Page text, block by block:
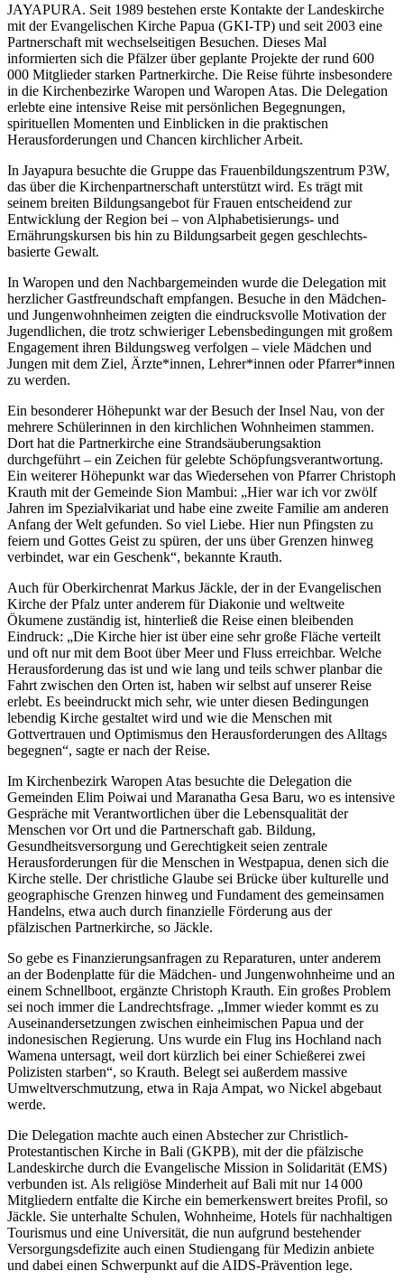
JAYAPURA. Seit 1989 bestehen erste Kontakte der Landeskirche
mit der Evangelischen Kirche Papua (GKI-TP) und seit 2003 eine
Partnerschaft mit wechselseitigen Besuchen. Dieses Mal
informierten sich die Pfälzer über geplante Projekte der rund 600
000 Mitglieder starken Partnerkirche. Die Reise führte insbesondere
in die Kirchenbezirke Waropen und Waropen Atas. Die Delegation
erlebte eine intensive Reise mit persönlichen Begegnungen,
spirituellen Momenten und Einblicken in die praktischen
Herausforderungen und Chancen kirchlicher Arbeit.
In Jayapura besuchte die Gruppe das Frauenbildungszentrum P3W,
das über die Kirchenpartnerschaft unterstützt wird. Es trägt mit
seinem breiten Bildungsangebot für Frauen entscheidend zur
Entwicklung der Region bei – von Alphabetisierungs- und
Ernährungskursen bis hin zu Bildungsarbeit gegen geschlechts­
basierte Gewalt.
In Waropen und den Nachbargemeinden wurde die Delegation mit
herzlicher Gastfreundschaft empfangen. Besuche in den Mädchen-
und Jungenwohnheimen zeigten die eindrucksvolle Motivation der
Jugendlichen, die trotz schwieriger Lebensbedingungen mit großem
Engagement ihren Bildungsweg verfolgen – viele Mädchen und
Jungen mit dem Ziel, Ärzte*innen, Lehrer*innen oder Pfarrer*innen
zu werden.
Ein besonderer Höhepunkt war der Besuch der Insel Nau, von der
mehrere Schülerinnen in den kirchlichen Wohnheimen stammen.
Dort hat die Partnerkirche eine Strandsäuberungsaktion
durchgeführt – ein Zeichen für gelebte Schöpfungsverantwortung.
Ein weiterer Höhepunkt war das Wiedersehen von Pfarrer Christoph
Krauth mit der Gemeinde Sion Mambui: „Hier war ich vor zwölf
Jahren im Spezialvikariat und habe eine zweite Familie am anderen
Anfang der Welt gefunden. So viel Liebe. Hier nun Pfingsten zu
feiern und Gottes Geist zu spüren, der uns über Grenzen hinweg
verbindet, war ein Geschenk“, bekannte Krauth.
Auch für Oberkirchenrat Markus Jäckle, der in der Evangelischen
Kirche der Pfalz unter anderem für Diakonie und weltweite
Ökumene zuständig ist, hinterließ die Reise einen bleibenden
Eindruck: „Die Kirche hier ist über eine sehr große Fläche verteilt
und oft nur mit dem Boot über Meer und Fluss erreichbar. Welche
Herausforderung das ist und wie lang und teils schwer planbar die
Fahrt zwischen den Orten ist, haben wir selbst auf unserer Reise
erlebt. Es beeindruckt mich sehr, wie unter diesen Bedingungen
lebendig Kirche gestaltet wird und wie die Menschen mit
Gottvertrauen und Optimismus den Herausforderungen des Alltags
begegnen“, sagte er nach der Reise.
Im Kirchenbezirk Waropen Atas besuchte die Delegation die
Gemeinden Elim Poiwai und Maranatha Gesa Baru, wo es intensive
Gespräche mit Verantwortlichen über die Lebensqualität der
Menschen vor Ort und die Partnerschaft gab. Bildung,
Gesundheitsversorgung und Gerechtigkeit seien zentrale
Herausforderungen für die Menschen in Westpapua, denen sich die
Kirche stelle. Der christliche Glaube sei Brücke über kulturelle und
geographische Grenzen hinweg und Fundament des gemeinsamen
Handelns, etwa auch durch finanzielle Förderung aus der
pfälzischen Partnerkirche, so Jäckle.
So gebe es Finanzierungsanfragen zu Reparaturen, unter anderem
an der Bodenplatte für die Mädchen- und Jungenwohnheime und an
einem Schnellboot, ergänzte Christoph Krauth. Ein großes Problem
sei noch immer die Landrechtsfrage. „Immer wieder kommt es zu
Auseinandersetzungen zwischen einheimischen Papua und der
indonesischen Regierung. Uns wurde ein Flug ins Hochland nach
Wamena untersagt, weil dort kürzlich bei einer Schießerei zwei
Polizisten starben“, so Krauth. Belegt sei außerdem massive
Umweltverschmutzung, etwa in Raja Ampat, wo Nickel abgebaut
werde.
Die Delegation machte auch einen Abstecher zur Christlich-
Protestantischen Kirche in Bali (GKPB), mit der die pfälzische
Landeskirche durch die Evangelische Mission in Solidarität (EMS)
verbunden ist. Als religiöse Minderheit auf Bali mit nur 14 000
Mitgliedern entfalte die Kirche ein bemerkenswert breites Profil, so
Jäckle. Sie unterhalte Schulen, Wohnheime, Hotels für nachhaltigen
Tourismus und eine Universität, die nun aufgrund bestehender
Versorgungsdefizite auch einen Studiengang für Medizin anbiete
und dabei einen Schwerpunkt auf die AIDS-Prävention lege.